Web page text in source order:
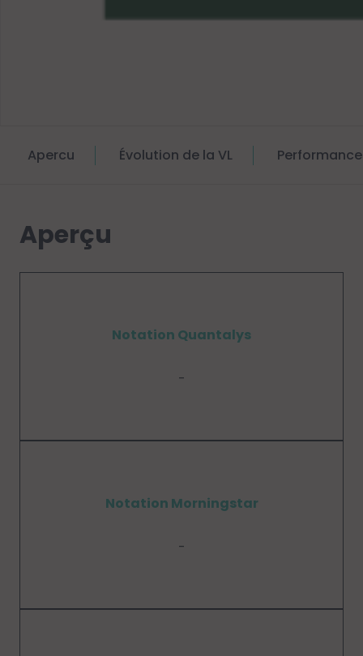
Apercu Évolution de la VL
Aperçu
Notation Quantalys
-
Notation Morningstar
-